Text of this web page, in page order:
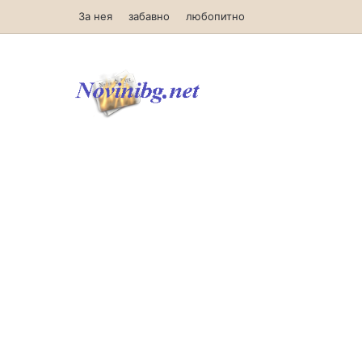
За нея забавно любопитно